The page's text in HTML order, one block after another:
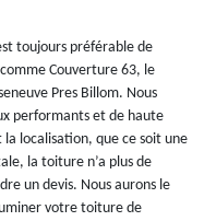
toujours préférable de
Couverture 63, le
Pres Billom. Nous
performants et de haute
localisation, que ce soit une
la toiture n’a plus de
un devis. Nous aurons le
votre toiture de